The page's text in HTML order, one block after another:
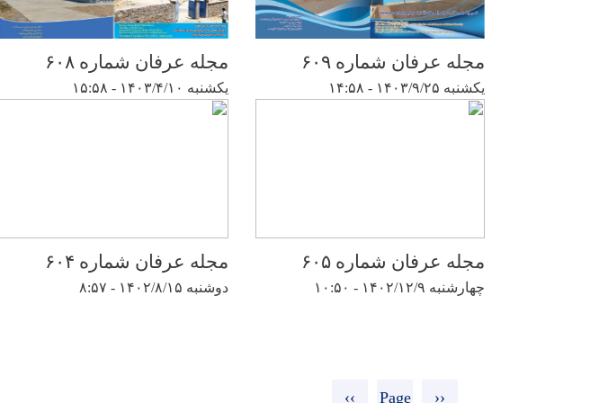
مجله عرفان شماره ۶۰۹
یکشنبه ۱۴۰۳/۹/۲۵ - ۱۴:۵۸
مجله عرفان شماره ۶۰۸
یکشنبه ۱۴۰۳/۴/۱۰ - ۱۵:۵۸
مجله عرفان شماره ۶۰۵
چهارشنبه ۱۴۰۲/۱۲/۹ - ۱۰:۵۰
مجله عرفان شماره ۶۰۴
دوشنبه ۱۴۰۲/۸/۱۵ - ۸:۵۷
Previous
‹‹
Page
Next
››